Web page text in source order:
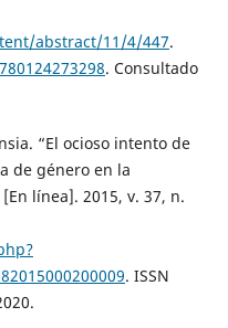
abstract/11/4/447.
. Consultado
“El ocioso intento de
de género en la
línea]. 2015, v. 37, n.
. ISSN